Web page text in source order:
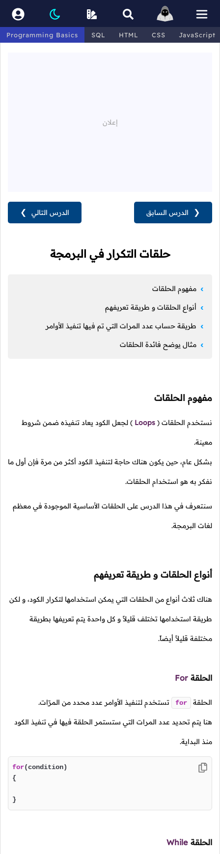
Programming Basics SQL HTML CSS JavaScript
الدرس التالي ❯ ❮ الدرس السابق
حلقات التكرار في البرمجة
مفهوم الحلقات
أنواع الحلقات و طريقة تعريفهم
طريقة حساب عدد المرات التي تم فيها تنفيذ الأوامر
مثال يوضح فائدة الحلقات
مفهوم الحلقات
نستخدم الحلقات (
Loops
) لجعل الكود يعاد تنفيذه ضمن شروط
معينة.
بشكل عام، حين يكون هناك حاجة لتنفيذ الكود أكثر من مرة فإن أول ما
نفكر به هو استخدام الحلقات.
سنتعرف في هذا الدرس على الحلقات الأساسية الموجودة في معظم
لغات البرمجة.
أنواع الحلقات و طريقة تعريفهم
هناك ثلاث أنواع من الحلقات التي يمكن استخدامها لتكرار الكود، و لكن
طريقة استخدامها تختلف قليلاً و كل واحدة يتم تعريفها بطريقة
مختلفة قليلاً أيضاً.
الحلقة For
الحلقة for تستخدم لتنفيذ الأوامر عدد محدد من المرّات.
هنا يتم تحديد عدد المرات التي ستستمر الحلقة فيها في تنفيذ الكود
منذ البداية.
for(condition)
{
}
الحلقة While